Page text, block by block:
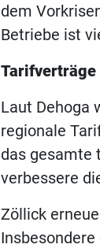
dem
Betriebe ist
Tarifverträge
Laut Dehoga
regionale
das gesamte
verbessere
Zöllick